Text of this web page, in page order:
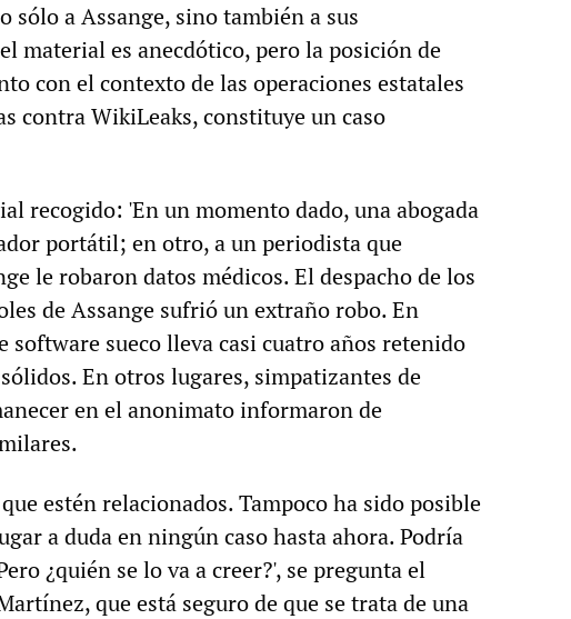
sólo a Assange, sino también a sus
material es anecdótico, pero la posición de
con el contexto de las operaciones estatales
contra WikiLeaks, constituye un caso
recogido: 'En un momento dado, una abogada
portátil; en otro, a un periodista que
le robaron datos médicos. El despacho de los
de Assange sufrió un extraño robo. En
software sueco lleva casi cuatro años retenido
En otros lugares, simpatizantes de
en el anonimato informaron de
estén relacionados. Tampoco ha sido posible
a duda en ningún caso hasta ahora. Podría
¿quién se lo va a creer?', se pregunta el
que está seguro de que se trata de una